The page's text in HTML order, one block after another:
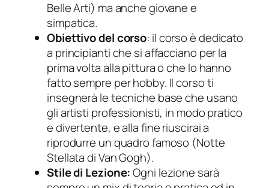
Belle Arti) ma anche giovane e
simpatica.
Obiettivo del corso: il corso è dedicato
a principianti che si affacciano per la
prima volta alla pittura o che lo hanno
fatto sempre per hobby. Il corso ti
insegnerà le tecniche base che usano
gli artisti professionisti, in modo pratico
e divertente, e alla fine riuscirai a
riprodurre un quadro famoso (Notte
Stellata di Van Gogh).
Stile di Lezione:Ogni lezione sarà